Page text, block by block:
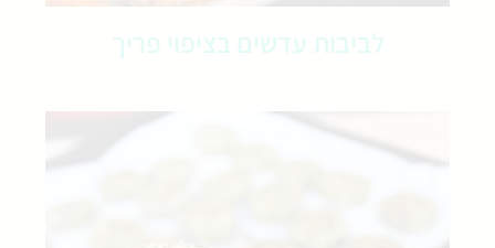
לביבות עדשים בציפוי פריך